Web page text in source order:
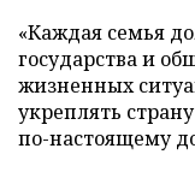
«Каждая семья
государства и
жизненных
укреплять
по-настоящему